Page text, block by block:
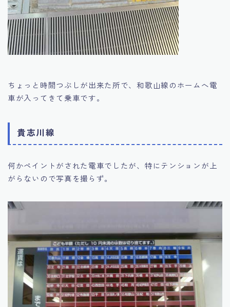
ちょっと時間つぶしが出来た所で、和歌山線のホームへ電
車が入ってきて乗車です。
貴志川線
何かペイントがされた電車でしたが、特にテンションが上
がらないので写真を撮らず。